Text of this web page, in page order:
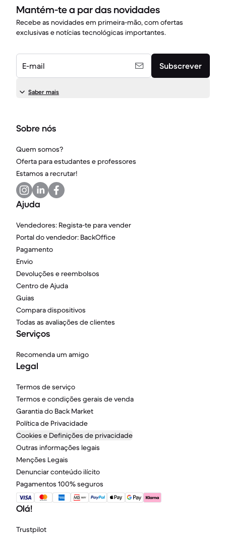
Mantém-te a par das novidades
Recebe as novidades em primeira-mão, com ofertas
exclusivas e notícias tecnológicas importantes.
E-mail Subscrever
Saber mais
Sobre nós
Quem somos?
Oferta para estudantes e professores
Estamos a recrutar!
Ajuda
Vendedores: Regista-te para vender
Portal do vendedor: BackOffice
Pagamento
Envio
Devoluções e reembolsos
Centro de Ajuda
Guias
Compara dispositivos
Todas as avaliações de clientes
Serviços
Recomenda um amigo
Legal
Termos de serviço
Termos e condições gerais de venda
Garantia do Back Market
Política de Privacidade
Cookies e Definições de privacidade
Outras informações legais
Menções Legais
Denunciar conteúdo ilícito
Pagamentos 100% seguros
Olá!
Trustpilot